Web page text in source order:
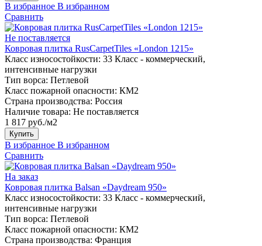
В избранное В избранном
Сравнить
Не поставляется
Ковровая плитка RusCarpetTiles «London 1215»
Класс износостойкости: 33 Класс - коммерческий,
интенсивные нагрузки
Тип ворса: Петлевой
Класс пожарной опасности: КМ2
Страна производства: Россия
Наличие товара: Не поставляется
1 817 руб./м2
Купить
В избранное В избранном
Сравнить
На заказ
Ковровая плитка Balsan «Daydream 950»
Класс износостойкости: 33 Класс - коммерческий,
интенсивные нагрузки
Тип ворса: Петлевой
Класс пожарной опасности: КМ2
Страна производства: Франция